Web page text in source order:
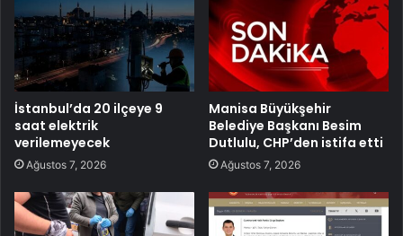
İstanbul’da 20 ilçeye 9
saat elektrik
verilemeyecek
Ağustos 7, 2026
Manisa Büyükşehir
Belediye Başkanı Besim
Dutlulu, CHP’den istifa etti
Ağustos 7, 2026